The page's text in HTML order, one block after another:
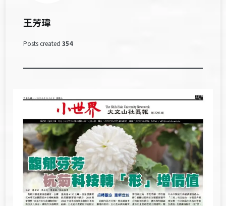
王芳瑋
Posts created 354